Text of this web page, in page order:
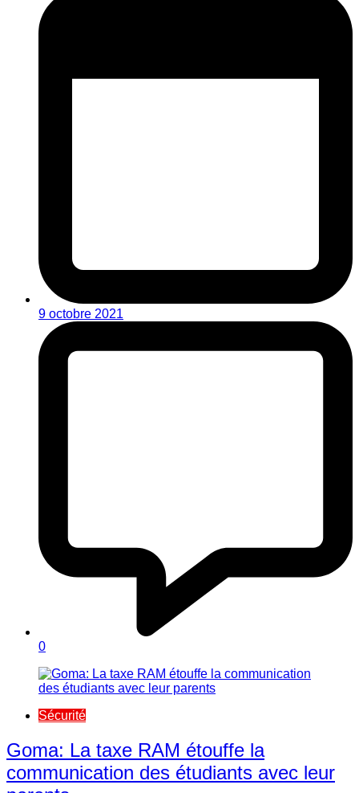
9 octobre 2021
0
Sécurité
Goma: La taxe RAM étouffe la
communication des étudiants avec leur